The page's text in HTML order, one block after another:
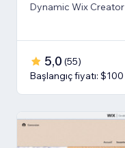
Dynamic Wix Creator
5,0 (55)
Başlangıç fiyatı: $100